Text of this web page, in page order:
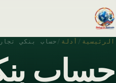
الرئيسية / أدلة /حساب بنكي
حساب